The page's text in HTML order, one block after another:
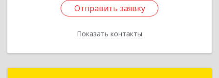
Отправить заявку
Показать контакты
Отправить заявку
Назад